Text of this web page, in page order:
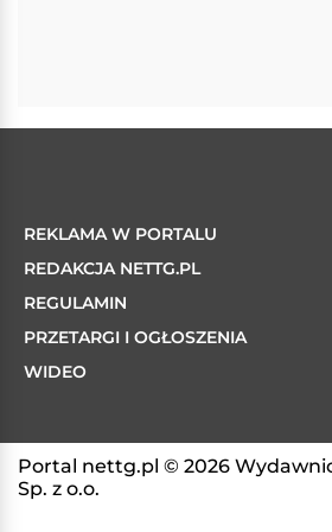
REKLAMA W PORTALU
REDAKCJA NETTG.PL
REGULAMIN
PRZETARGI I OGŁOSZENIA
WIDEO
Portal nettg.pl © 2026
Sp. z o.o.